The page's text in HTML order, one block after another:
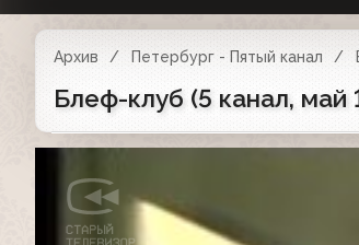
Архив Петербург - Пятый канал
Блеф-клуб (5 канал,